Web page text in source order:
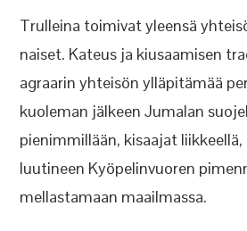
Trulleina toimivat yleensä
naiset. Kateus ja kiusaamisen
agraarin yhteisön ylläpitämää
kuoleman jälkeen Jumalan
pienimmillään, kisaajat
luutineen Kyöpelinvuoren
mellastamaan maailmassa.